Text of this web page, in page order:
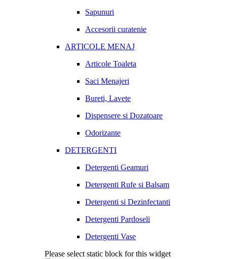
Sapunuri
Accesorii curatenie
ARTICOLE MENAJ
Articole Toaleta
Saci Menajeri
Bureti, Lavete
Dispensere si Dozatoare
Odorizante
DETERGENTI
Detergenti Geamuri
Detergenti Rufe si Balsam
Detergenti si Dezinfectanti
Detergenti Pardoseli
Detergenti Vase
Please select static block for this widget